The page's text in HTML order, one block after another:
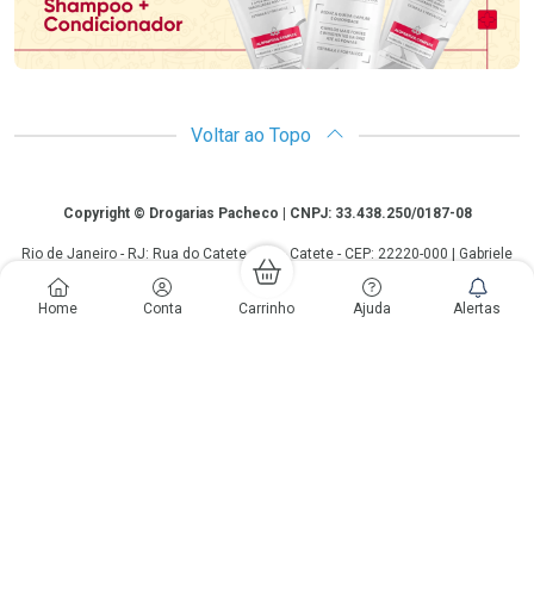
Home Conta Carrinho Ajuda Alertas
Voltar ao Topo
CopyrightCopyright © Drogarias Pacheco | CNPJ: 33.438.250/0187-08
Rio de Janeiro - RJ: Rua do Catete, 300 - Catete - CEP: 22220-000 | Gabriele
Giovanelli - CRF 28127 | 24 horas| Autorização de funcionamento: Processo:
25351.493074/2012-10 Autorização/MS: 7.25279.0 | As informações
contidas neste site, como promoções e ofertas de remédios e